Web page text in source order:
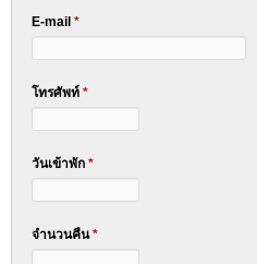
E-mail *
โทรศัพท์ *
วันเข้าพัก *
จำนวนคืน*